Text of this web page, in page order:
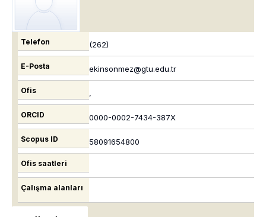
Telefon (262)
E-Posta ekinsonmez@gtu.edu.tr
Ofis ,
ORCID 0000-0002-7434-387X
Scopus ID 58091654800
Ofis saatleri
Çalışma alanları